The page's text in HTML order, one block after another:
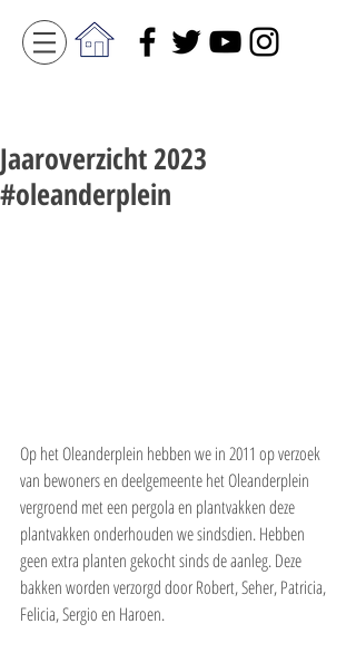
Jaaroverzicht 2023
#oleanderplein
Op het Oleanderplein hebben we in 2011 op verzoek
van bewoners en deelgemeente het Oleanderplein
vergroend met een pergola en plantvakken deze
plantvakken onderhouden we sindsdien. Hebben
geen extra planten gekocht sinds de aanleg. Deze
bakken worden verzorgd door Robert, Seher, Patricia,
Felicia, Sergio en Haroen.